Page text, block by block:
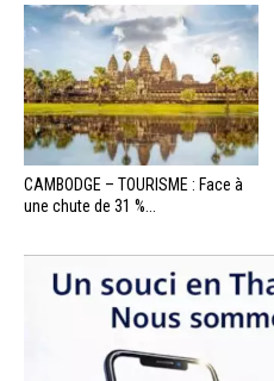
CAMBODGE – TOURISME : Face à
une chute de 31 %...